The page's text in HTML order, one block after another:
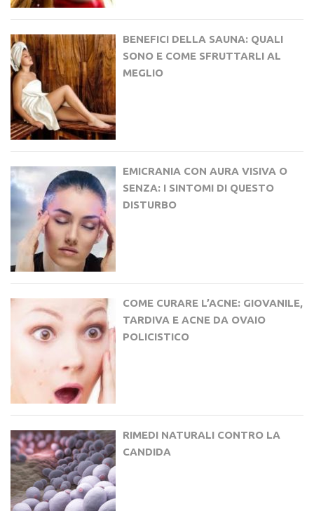
BENEFICI DELLA SAUNA: QUALI
SONO E COME SFRUTTARLI AL
MEGLIO
EMICRANIA CON AURA VISIVA O
SENZA: I SINTOMI DI QUESTO
DISTURBO
COME CURARE L’ACNE: GIOVANILE,
TARDIVA E ACNE DA OVAIO
POLICISTICO
RIMEDI NATURALI CONTRO LA
CANDIDA